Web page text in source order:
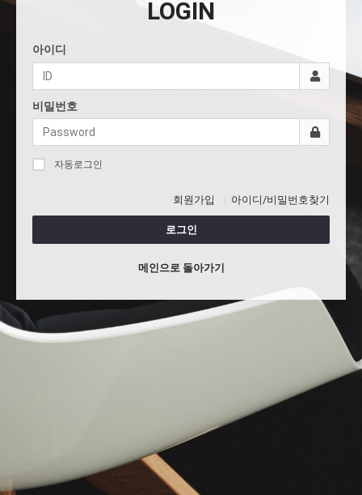
LOGIN
아이디
비밀번호
자동로그인
회원가입 아이디/비밀번호찾기
로그인
메인으로 돌아가기